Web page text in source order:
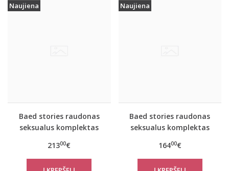
Naujiena
Baed stories raudonas
seksualus komplektas
21300€
Naujiena
Baed stories raudonas
seksualus komplektas
16400€